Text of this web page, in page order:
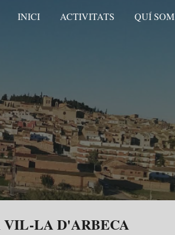
Skip to navigation
INICI ACTIVITATS QUÍ SOM
VIL-LA D'ARBECA